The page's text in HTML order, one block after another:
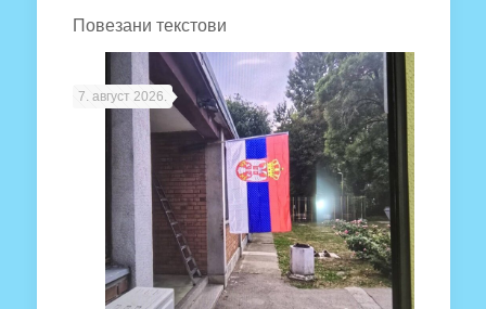
Повезани текстови
7. август 2026.